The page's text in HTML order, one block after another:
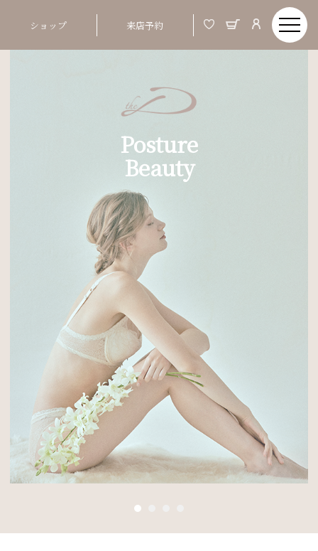
ショップ 来店予約
Posture
Beauty
Posture Beauty
Inner
姿勢美容インナー
ALL ITEM
オーダーメイドブライダルインナー
VIEW MORE
Order Made & Posture Beauty
美しい姿とは、バスト、ウエストといった部分
ではなく、 つま先から頭までの姿勢ポジショ
ンが整う事
姿勢が整うと、お顔まですっきりと明るい印象
に変わる
厳選した素材と徹底した立体設計で、背筋を
伸ばし、 ご自身の美しくなる力を引き出す姿
勢美容ランジェリー
CONCEPT